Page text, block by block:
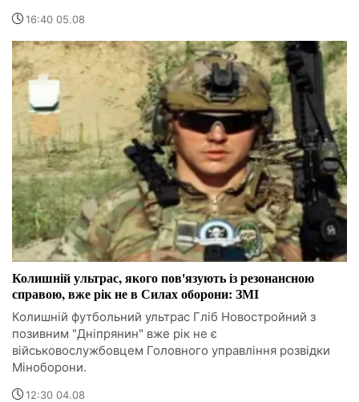
16:40 05.08
Колишній ультрас, якого пов'язують із резонансною
справою, вже рік не в Силах оборони: ЗМІ
Колишній футбольний ультрас Гліб Новостройний з
позивним "Дніпрянин" вже рік не є
військовослужбовцем Головного управління розвідки
Міноборони.
12:30 04.08